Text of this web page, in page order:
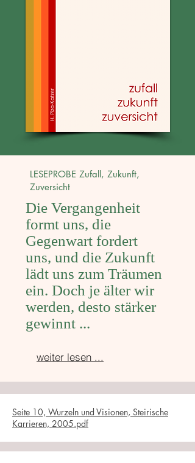
LESEPROBE Zufall, Zukunft,
Zuversicht
Die Vergangenheit
formt uns, die
Gegenwart fordert
uns, und die Zukunft
lädt uns zum Träumen
ein. Doch je älter wir
werden, desto stärker
gewinnt ...
weiter lesen ...
Seite 10, Wurzeln und Visionen, Steirische
Karrieren, 2005.pdf